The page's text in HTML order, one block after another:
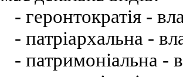
- геронтократія -
- патріархальна -
- патримоніальна -